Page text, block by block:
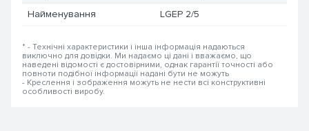
Найменування
LGEP 2/5
* - Технічні характеристики і інша інформація надаються
виключно для довідки. Ми надаємо ці дані і вважаємо, що
наведені відомості є достовірними, однак гарантії точності або
повноти подібної інформації надані бути не можуть
- Креслення і зображення можуть не нести всі конструктивні
особливості виробу.